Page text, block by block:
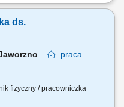
na podstawie listy
oraz wymiana oświetlenia i
podłogowych oraz
ds.
praca
fizyczny / pracowniczka